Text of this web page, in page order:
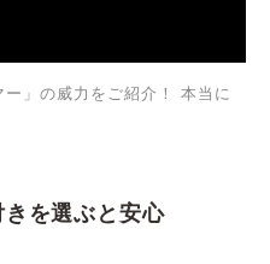
」の威力をご紹介！ 本当に
を選ぶと安心